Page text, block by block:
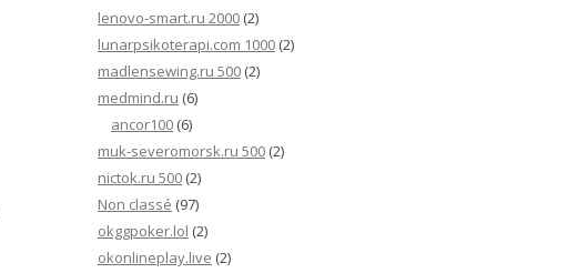
lenovo-smart.ru 2000 (2)
lunarpsikoterapi.com 1000 (2)
madlensewing.ru 500 (2)
medmind.ru (6)
ancor100 (6)
muk-severomorsk.ru 500 (2)
nictok.ru 500 (2)
Non classé (97)
okggpoker.lol (2)
okonlineplay.live (2)